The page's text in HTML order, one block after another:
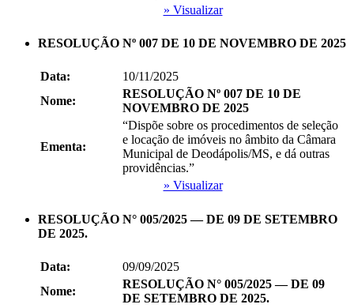
» Visualizar
RESOLUÇÃO Nº 007 DE 10 DE NOVEMBRO DE 2025
Data:
10/11/2025
Nome:
RESOLUÇÃO Nº 007 DE 10 DE
NOVEMBRO DE 2025
Ementa:
“Dispõe sobre os procedimentos de seleção
e locação de imóveis no âmbito da Câmara
Municipal de Deodápolis/MS, e dá outras
providências.”
» Visualizar
RESOLUÇÃO N° 005/2025 — DE 09 DE SETEMBRO
DE 2025.
Data:
09/09/2025
Nome:
RESOLUÇÃO N° 005/2025 — DE 09
DE SETEMBRO DE 2025.